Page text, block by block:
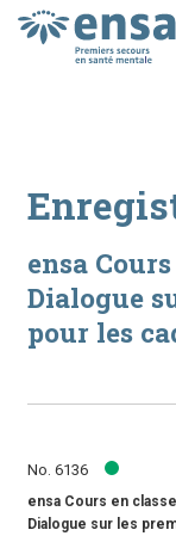
ensa
Dialogue
pour les
No. 6136
ensa Cours en classe
Dialogue sur les